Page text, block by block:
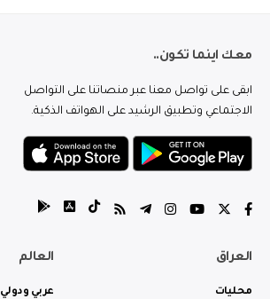
معك اينما تكون..
ابقى على تواصل معنا عبر منصاتنا على التواصل
الاجتماعي وتطبيق الرشيد على الهواتف الذكية.
العراق
محليات
العالم
عربي ودولي